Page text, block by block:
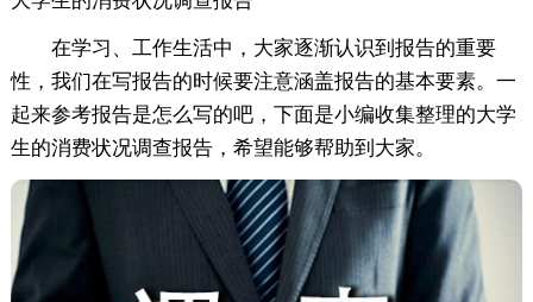
在学习、工作生活中，大家逐渐认识到报告的重要
性，我们在写报告的时候要注意涵盖报告的基本要素。一
起来参考报告是怎么写的吧，下面是小编收集整理的大学
生的消费状况调查报告，希望能够帮助到大家。